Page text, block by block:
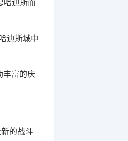
哈迪斯而
迪斯城中
丰富的庆
的战斗